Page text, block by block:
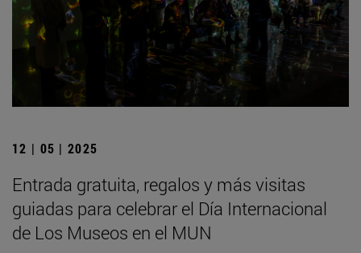
12 | 05 | 2025
Entrada gratuita, regalos y más visitas
guiadas para celebrar el Día Internacional
de Los Museos en el MUN